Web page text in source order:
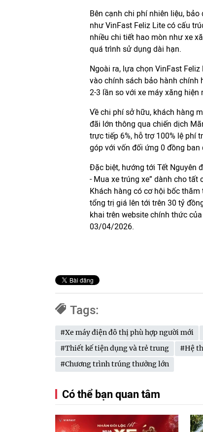
Bên cạnh chi phí nhiên liệu,
như VinFast Feliz Lite có cấu
nhiều chi tiết hao mòn như xe
quá trình sử dụng dài hạn.
Ngoài ra, lựa chọn VinFast
vào chính sách bảo hành chính
2-3 lần so với xe máy xăng hiện
Về chi phí sở hữu, khách hàng
đãi lớn thông qua chiến dịch
trực tiếp 6%, hỗ trợ 100% lệ phí
góp với vốn đối ứng 0 đồng ban
Đặc biệt, hướng tới Tết Nguyên
- Mua xe trúng xe” dành cho
Khách hàng có cơ hội bốc thăm
tổng trị giá lên tới trên 30 tỷ
khai trên website chính thức
03/04/2026.
Tags:
#Xe máy điện đô thị phù hợp người mới
#Thiết kế tiện dụng và trẻ trung
#Hệ
#Chương trình trúng thưởng lớn
Có thể bạn quan tâm